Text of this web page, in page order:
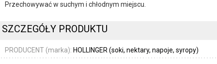
Przechowywać w suchym i chłodnym miejscu.
SZCZEGÓŁY PRODUKTU
PRODUCENT (marka): HOLLINGER (soki, nektary, napoje, syropy)